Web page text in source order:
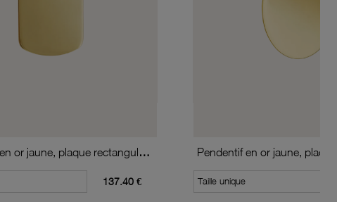
Pendentif en or jaune, plaque rectangulaire
137.40 €
Pendentif en or jaune,
Taille unique